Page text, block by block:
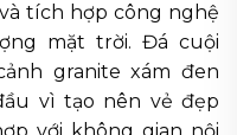
tích hợp công nghệ
mặt trời. Đá cuội
granite xám đen
vì tạo nên vẻ đẹp